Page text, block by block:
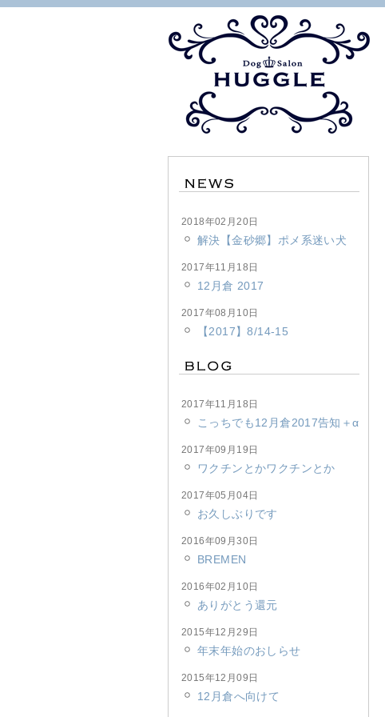
2018年02月20日
解決【金砂郷】ポメ系迷い犬
2017年11月18日
12月倉 2017
2017年08月10日
【2017】8/14-15
2017年11月18日
こっちでも12月倉2017告知＋α
2017年09月19日
ワクチンとかワクチンとか
2017年05月04日
お久しぶりです
2016年09月30日
BREMEN
2016年02月10日
ありがとう還元
2015年12月29日
年末年始のおしらせ
2015年12月09日
12月倉へ向けて